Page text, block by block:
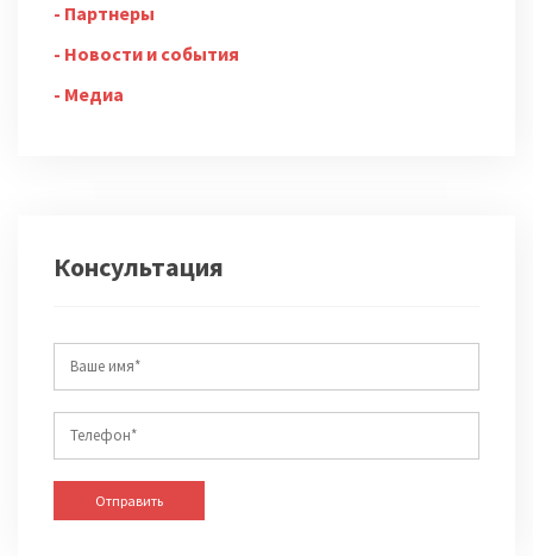
Партнеры
Новости и события
Медиа
Консультация
Отправить